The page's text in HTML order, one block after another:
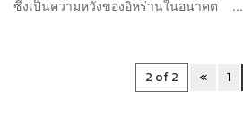
ซึ่งเป็นความหวังของอิหร่านในอนาคต ...
2 of 2 « 1